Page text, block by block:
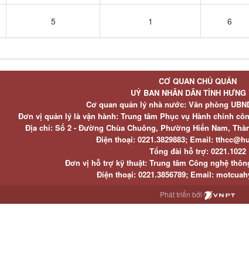
5 1 6
CƠ QUAN CHỦ QUẢN
UỶ BAN NHÂN DÂN TỈNH HƯNG
Cơ quan quản lý nhà nước: Văn phòng
Đơn vị quản lý là vận hành: Trung tâm Phục vụ Hành chính
Địa chỉ: Số 2 - Đường Chùa Chuông, Phường Hiến Nam,
Điện thoại: 0221.3829883; Email:
Tổng đài hỗ trợ: 0221.1022
Đơn vị hỗ trợ kỹ thuật: Trung tâm Công nghệ
Điện thoại: 0221.3856789; Email:
Phát triển bởi